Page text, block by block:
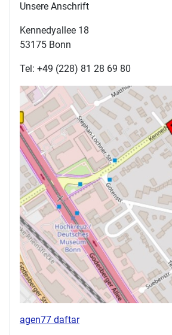
Unsere Anschrift
Kennedyallee 18
53175 Bonn
Tel: +49 (228) 81 28 69 80
agen77 daftar